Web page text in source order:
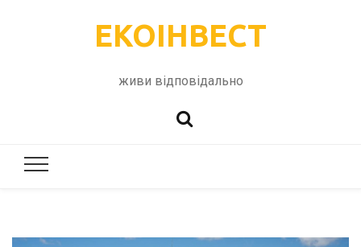
ЕКОІНВЕСТ
живи відповідально